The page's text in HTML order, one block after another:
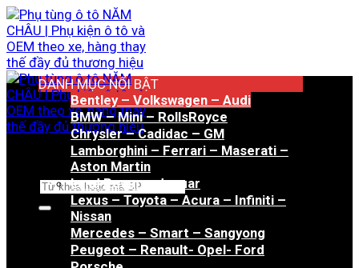
Bỏ
qua
nội
dung
Tìm
DANH MỤC NỔI BẬT
Bentley – Volkswagen – Audi
BMW – Mini – RollsRoyce
Chrysler – Cadidac – GM
Lamborghini – Ferrari – Maserati –
Aston Martin
Land Rover – Jaguar
Lexus – Toyota – Acura – Infiniti –
Nissan
Mercedes – Smart – Sangyong
Peugeot – Renault- Opel- Ford